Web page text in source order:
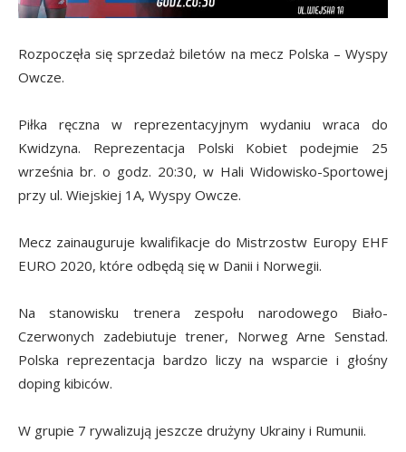
Rozpoczęła się sprzedaż biletów na mecz Polska – Wyspy
Owcze.
Piłka ręczna w reprezentacyjnym wydaniu wraca do
Kwidzyna. Reprezentacja Polski Kobiet podejmie 25
września br. o godz. 20:30, w Hali Widowisko-Sportowej
przy ul. Wiejskiej 1A, Wyspy Owcze.
Mecz zainauguruje kwalifikacje do Mistrzostw Europy EHF
EURO 2020, które odbędą się w Danii i Norwegii.
Na stanowisku trenera zespołu narodowego Biało-
Czerwonych zadebiutuje trener, Norweg Arne Senstad.
Polska reprezentacja bardzo liczy na wsparcie i głośny
doping kibiców.
W grupie 7 rywalizują jeszcze drużyny Ukrainy i Rumunii.